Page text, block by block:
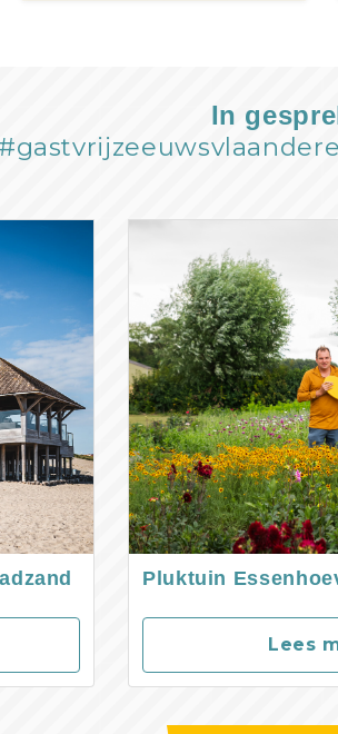
In
Pluktuin
Lees